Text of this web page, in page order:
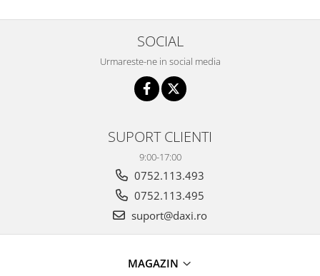
SOCIAL
Urmareste-ne in social media
SUPORT CLIENTI
9:00-17:00
0752.113.493
0752.113.495
suport@daxi.ro
MAGAZIN